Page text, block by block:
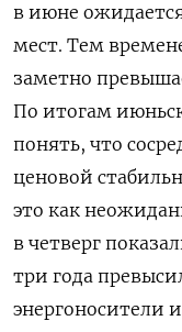
в июне
мест. Тем
заметно
По ​итогам
понять, что
ценовой
это как
в четверг
три года
энергоносители